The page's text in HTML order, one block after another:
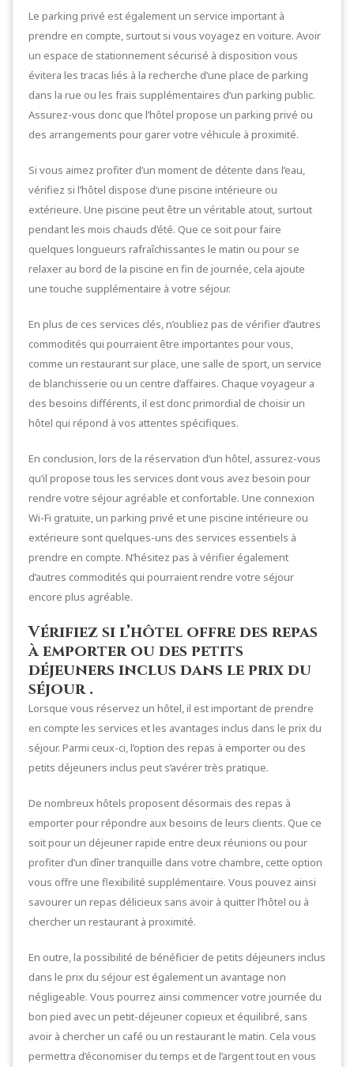
Le parking privé est également un service important à
prendre en compte, surtout si vous voyagez en voiture. Avoir
un espace de stationnement sécurisé à disposition vous
évitera les tracas liés à la recherche d’une place de parking
dans la rue ou les frais supplémentaires d’un parking public.
Assurez-vous donc que l’hôtel propose un parking privé ou
des arrangements pour garer votre véhicule à proximité.
Si vous aimez profiter d’un moment de détente dans l’eau,
vérifiez si l’hôtel dispose d’une piscine intérieure ou
extérieure. Une piscine peut être un véritable atout, surtout
pendant les mois chauds d’été. Que ce soit pour faire
quelques longueurs rafraîchissantes le matin ou pour se
relaxer au bord de la piscine en fin de journée, cela ajoute
une touche supplémentaire à votre séjour.
En plus de ces services clés, n’oubliez pas de vérifier d’autres
commodités qui pourraient être importantes pour vous,
comme un restaurant sur place, une salle de sport, un service
de blanchisserie ou un centre d’affaires. Chaque voyageur a
des besoins différents, il est donc primordial de choisir un
hôtel qui répond à vos attentes spécifiques.
En conclusion, lors de la réservation d’un hôtel, assurez-vous
qu’il propose tous les services dont vous avez besoin pour
rendre votre séjour agréable et confortable. Une connexion
Wi-Fi gratuite, un parking privé et une piscine intérieure ou
extérieure sont quelques-uns des services essentiels à
prendre en compte. N’hésitez pas à vérifier également
d’autres commodités qui pourraient rendre votre séjour
encore plus agréable.
Vérifiez si l’hôtel offre des repas
à emporter ou des petits
déjeuners inclus dans le prix du
séjour .
Lorsque vous réservez un hôtel, il est important de prendre
en compte les services et les avantages inclus dans le prix du
séjour. Parmi ceux-ci, l’option des repas à emporter ou des
petits déjeuners inclus peut s’avérer très pratique.
De nombreux hôtels proposent désormais des repas à
emporter pour répondre aux besoins de leurs clients. Que ce
soit pour un déjeuner rapide entre deux réunions ou pour
profiter d’un dîner tranquille dans votre chambre, cette option
vous offre une flexibilité supplémentaire. Vous pouvez ainsi
savourer un repas délicieux sans avoir à quitter l’hôtel ou à
chercher un restaurant à proximité.
En outre, la possibilité de bénéficier de petits déjeuners inclus
dans le prix du séjour est également un avantage non
négligeable. Vous pourrez ainsi commencer votre journée du
bon pied avec un petit-déjeuner copieux et équilibré, sans
avoir à chercher un café ou un restaurant le matin. Cela vous
permettra d’économiser du temps et de l’argent tout en vous